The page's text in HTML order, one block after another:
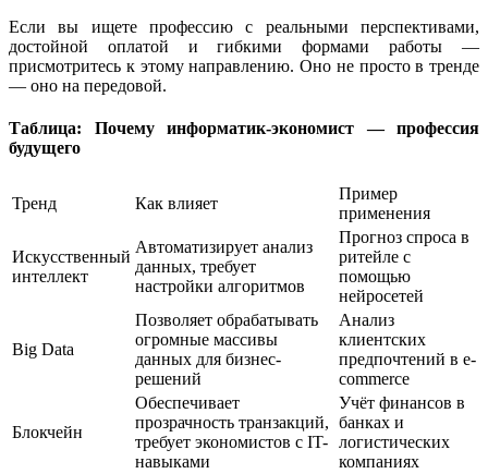
Если вы ищете профессию с реальными перспективами,
достойной оплатой и гибкими формами работы —
присмотритесь к этому направлению. Оно не просто в тренде
— оно на передовой.
Таблица: Почему информатик-экономист — профессия
будущего
Тренд Как влияет
Пример
применения
Искусственный
интеллект
Автоматизирует анализ
данных, требует
настройки алгоритмов
Прогноз спроса в
ритейле с
помощью
нейросетей
Big Data
Позволяет обрабатывать
огромные массивы
данных для бизнес-
решений
Анализ
клиентских
предпочтений в e-
commerce
Блокчейн
Обеспечивает
прозрачность транзакций,
требует экономистов с IT-
навыками
Учёт финансов в
банках и
логистических
компаниях